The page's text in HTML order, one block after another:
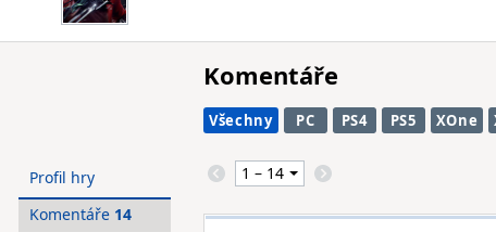
Komentáře
Všechny PC PS4 PS5 XOne
Profil hry
Komentáře 14